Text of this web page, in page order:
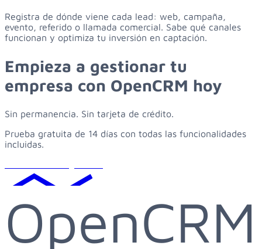
Registra de dónde viene cada lead: web, campaña,
evento, referido o llamada comercial. Sabe qué canales
funcionan y optimiza tu inversión en captación.
Empieza a gestionar tu
empresa con OpenCRM hoy
Sin permanencia. Sin tarjeta de crédito.
Prueba gratuita de 14 días con todas las funcionalidades
incluidas.
OpenCRM